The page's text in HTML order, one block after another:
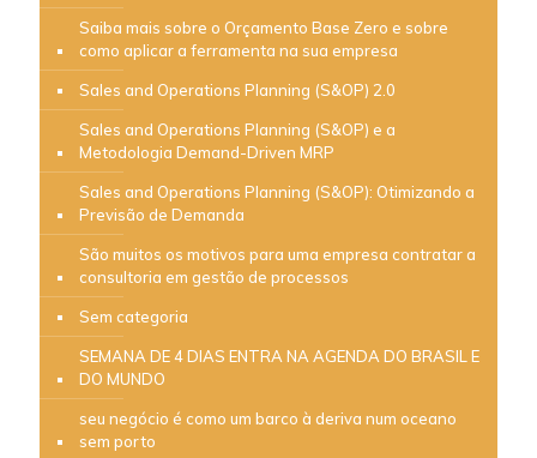
Saiba mais sobre o Orçamento Base Zero e sobre
como aplicar a ferramenta na sua empresa
Sales and Operations Planning (S&OP) 2.0
Sales and Operations Planning (S&OP) e a
Metodologia Demand-Driven MRP
Sales and Operations Planning (S&OP): Otimizando a
Previsão de Demanda
São muitos os motivos para uma empresa contratar a
consultoria em gestão de processos
Sem categoria
SEMANA DE 4 DIAS ENTRA NA AGENDA DO BRASIL E
DO MUNDO
seu negócio é como um barco à deriva num oceano
sem porto